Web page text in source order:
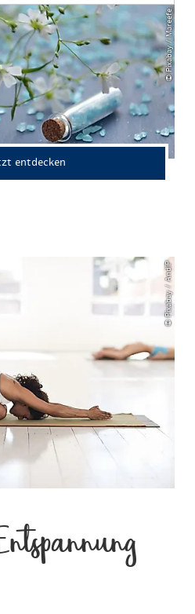
© Pixabay / Mareefe
entdecken
© Pixabay / AndiP